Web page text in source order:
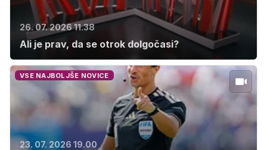
26. 07. 2026 11.38
Ali je prav, da se otrok dolgočasi?
VSE NAJBOLJŠE NOVICE
23. 07. 2026 19.00